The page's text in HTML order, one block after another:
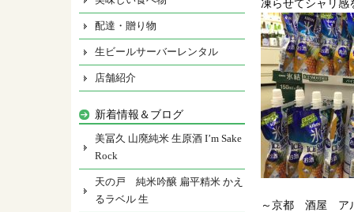
凍らせてシャリ感
～京都 酒屋 ア
配達・贈り物
生ビールサーバーレンタル
店舗紹介
新着情報＆ブログ
美冨久 山廃純米 生原酒 I’m Sake
Rock
天の戸 純米吟醸 扁平精米 かえ
るラベル 生